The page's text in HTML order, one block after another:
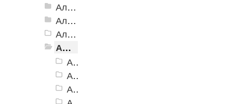
Алюминиевый угол-порог АУ-50 премиум
Алюминиевый угол-порог с двойной резиновой вставкой АУ-68
Алюминиевый угол-порог АУ-72
Алюминиевый угол-порог с тройной резиновой вставкой АУ-98
Алюминиевый угол-порог АУ-98, черный
Алюминиевый угол-порог АУ-98, коричневый
Алюминиевый угол-порог АУ-98, серый